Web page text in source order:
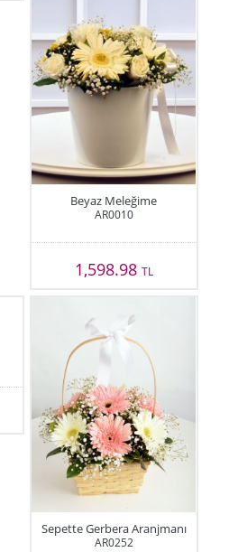
Beyaz Meleğime
AR0010
1,598.98 TL
Sepette Gerbera Aranjmanı
AR0252